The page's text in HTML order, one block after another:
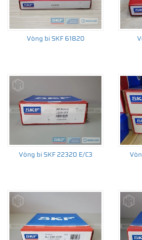
Vòng bi SKF 61820
Vòng bi SKF 22320 E/C3